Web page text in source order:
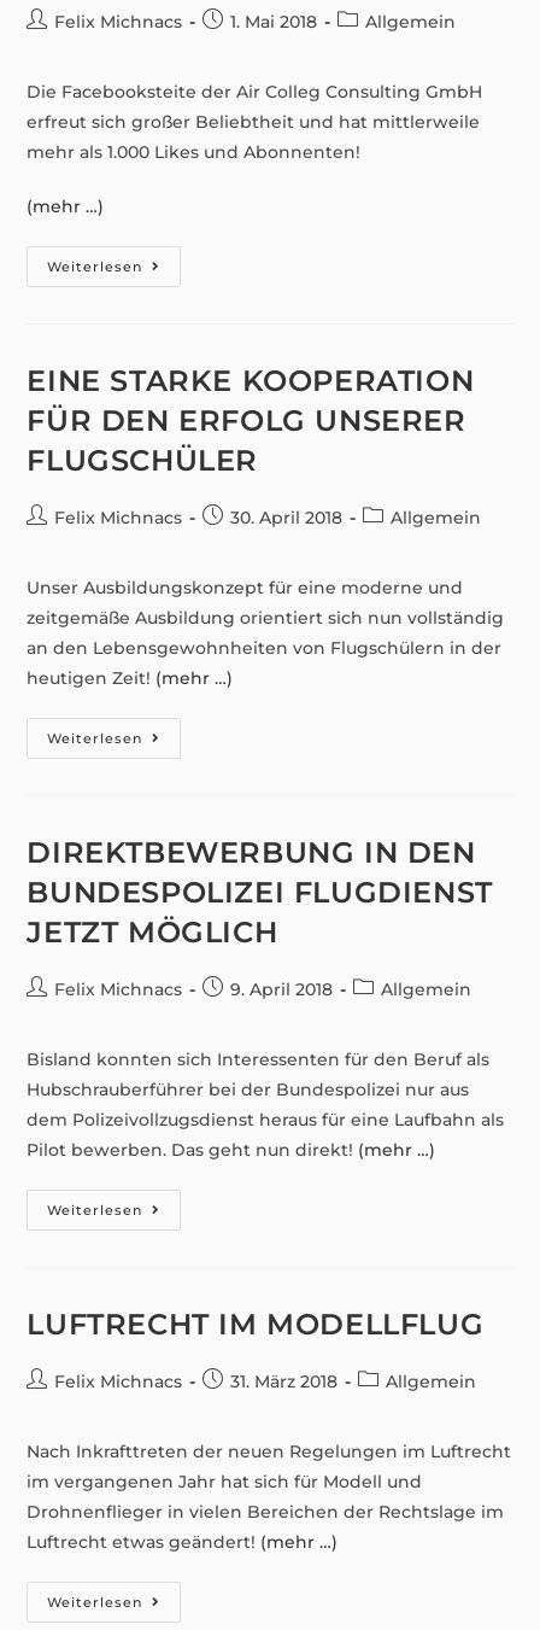
Beitrags-
Felix Michnacs
Beitrag
1. Mai 2018
Beitrags-
Allgemein
Die Facebooksteite der Air Colleg Consulting GmbH
erfreut sich großer Beliebtheit und hat mittlerweile
mehr als 1.000 Likes und Abonnenten!
(mehr …)
Weiterlesen Mehr
Als
Unserer
Facebookseite
EINE STARKE KOOPERATION
FÜR DEN ERFOLG UNSERER
FLUGSCHÜLER
Beitrags-
Felix Michnacs
Beitrag
30. April 2018
Beitrags-
Allgemein
Unser Ausbildungskonzept für eine moderne und
zeitgemäße Ausbildung orientiert sich nun vollständig
an den Lebensgewohnheiten von Flugschülern in der
heutigen Zeit! (mehr …)
Weiterlesen Eine
Starke
Unserer
Flugschüler
DIREKTBEWERBUNG IN DEN
BUNDESPOLIZEI FLUGDIENST
JETZT MÖGLICH
Beitrags-
Felix Michnacs
Beitrag
9. April 2018
Beitrags-
Allgemein
Bisland konnten sich Interessenten für den Beruf als
Hubschrauberführer bei der Bundespolizei nur aus
dem Polizeivollzugsdienst heraus für eine Laufbahn als
Pilot bewerben. Das geht nun direkt! (mehr …)
Weiterlesen Direktbewerbung
In
Möglich
LUFTRECHT IM MODELLFLUG
Beitrags-
Felix Michnacs
Beitrag
31. März 2018
Beitrags-
Allgemein
Nach Inkrafttreten der neuen Regelungen im Luftrecht
im vergangenen Jahr hat sich für Modell und
Drohnenflieger in vielen Bereichen der Rechtslage im
Luftrecht etwas geändert! (mehr …)
Weiterlesen Luftrecht
Im